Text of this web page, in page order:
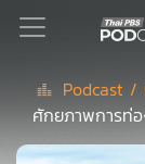
Podcast
Podcast /
ศักยภาพการท่อ